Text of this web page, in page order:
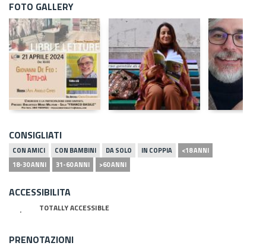
FOTO GALLERY
CONSIGLIATI
CON AMICI CON BAMBINI DA SOLO IN COPPIA
<18 ANNI
18-30 ANNI
31-60 ANNI >60 ANNI
ACCESSIBILITA
TOTALLY ACCESSIBLE
PRENOTAZIONI